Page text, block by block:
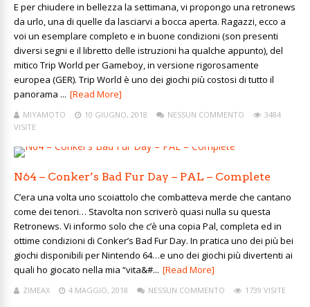
E per chiudere in bellezza la settimana, vi propongo una retronews
da urlo, una di quelle da lasciarvi a bocca aperta. Ragazzi, ecco a
voi un esemplare completo e in buone condizioni (son presenti
diversi segni e il libretto delle istruzioni ha qualche appunto), del
mitico Trip World per Gameboy, in versione rigorosamente
europea (GER). Trip World è uno dei giochi più costosi di tutto il
panorama ... [Read More]
MIYAMOTO 10 GIUGNO, 2018 NESSUN COMMENTO
3484
VISITE
N64 – Conker’s Bad Fur Day – PAL – Complete
C’era una volta uno scoiattolo che combatteva merde che cantano
come dei tenori… Stavolta non scriverò quasi nulla su questa
Retronews. Vi informo solo che c’è una copia Pal, completa ed in
ottime condizioni di Conker’s Bad Fur Day. In pratica uno dei più bei
giochi disponibili per Nintendo 64…e uno dei giochi più divertenti ai
quali ho giocato nella mia “vita&#... [Read More]
ZIMEAX 4 MAGGIO, 2018 NESSUN COMMENTO 1739 VISITE